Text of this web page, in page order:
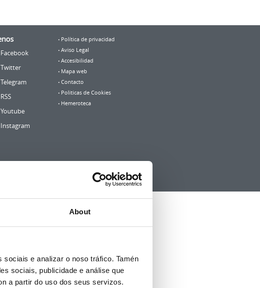
About
e analizar o noso tráfico. Tamén
sociais, publicidade e análise que
a partir do uso dos seus servizos.
Facebook
Twitter
Telegram
RSS
Youtube
Instagram
Política de privacidad
Aviso Legal
Accesibilidad
Mapa web
Contacto
Politicas de Cookies
Hemeroteca